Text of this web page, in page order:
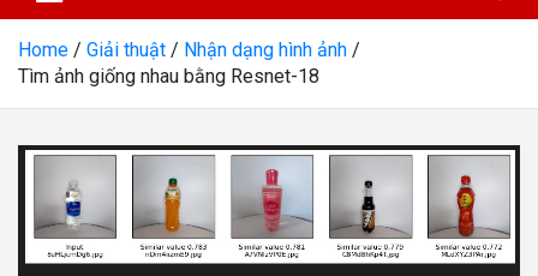
Home Giải thuật
Nhận dạng hình ảnh
Tìm ảnh giống nhau bằng Resnet-18